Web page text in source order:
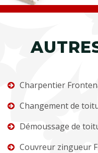
Charpentier
Changement de
Démoussage de
Couvreur zingueur